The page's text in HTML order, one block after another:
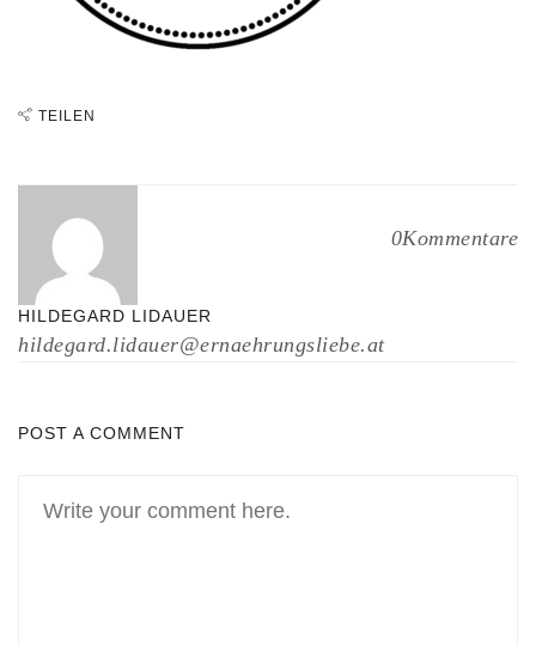
TEILEN
HILDEGARD LIDAUER
hildegard.lidauer@ernaehrungsliebe.at
0Kommentare
POST A COMMENT